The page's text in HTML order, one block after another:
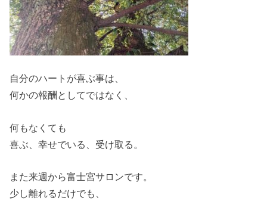
自分のハートが喜ぶ事は、
何かの報酬としてではなく、
何もなくても
喜ぶ、幸せでいる、受け取る。
また来週から富士宮サロンです。
少し離れるだけでも、